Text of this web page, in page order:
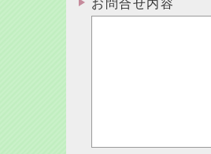
お問合せ内容